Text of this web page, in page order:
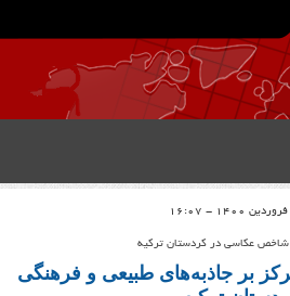
شاخص عکاسی در کردستان ترکیه
بر جاذبه‌های طبیعی و فرهنگی